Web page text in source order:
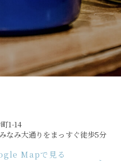
1-14
なみ大通りをまっすぐ徒歩5分
Mapで見る